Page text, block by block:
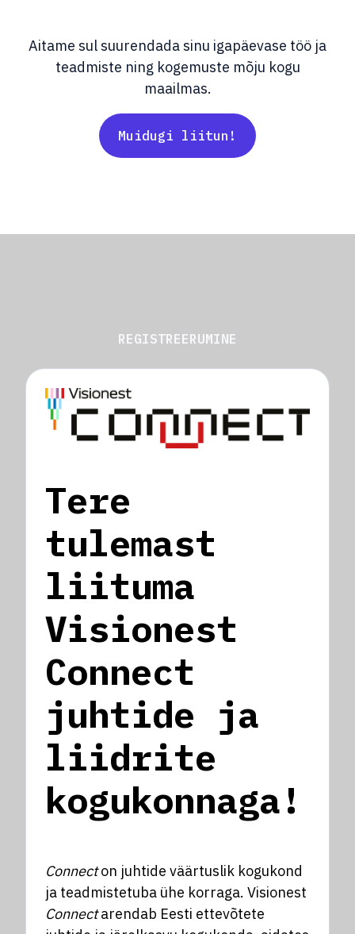
Aitame sul suurendada sinu igapäevase töö ja
teadmiste ning kogemuste mõju kogu
maailmas.
Muidugi liitun!
REGISTREERUMINE
Tere
tulemast
liituma
Visionest
Connect
juhtide ja
liidrite
kogukonnaga!
Connecton juhtide väärtuslik kogukond
ja teadmistetuba ühe korraga. Visionest
Connectarendab Eesti ettevõtete